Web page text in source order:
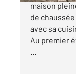
maison
de
avec sa
Au premier
...